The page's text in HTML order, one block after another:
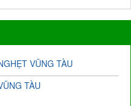
VŨNG TÀU
TÀU